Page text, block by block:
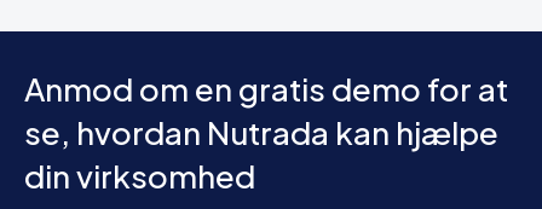
Anmod om en gratis demo for at
se, hvordan Nutrada kan hjælpe
din virksomhed